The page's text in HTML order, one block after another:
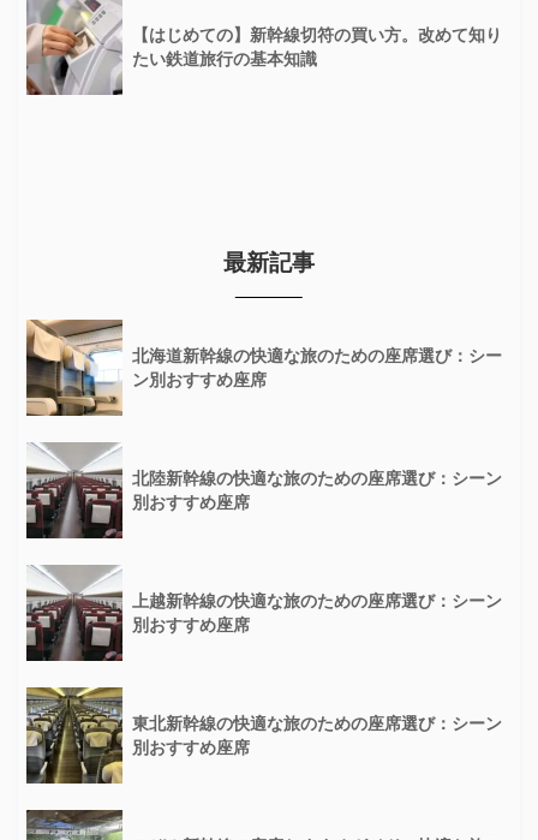
【はじめての】新幹線切符の買い方。改めて知り
たい鉄道旅行の基本知識
最新記事
北海道新幹線の快適な旅のための座席選び：シー
ン別おすすめ座席
北陸新幹線の快適な旅のための座席選び：シーン
別おすすめ座席
上越新幹線の快適な旅のための座席選び：シーン
別おすすめ座席
東北新幹線の快適な旅のための座席選び：シーン
別おすすめ座席